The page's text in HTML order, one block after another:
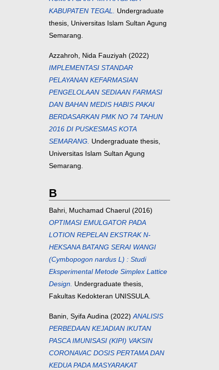
KABUPATEN TEGAL. Undergraduate
thesis, Universitas Islam Sultan Agung
Semarang.
Azzahroh, Nida Fauziyah (2022)
IMPLEMENTASI STANDAR
PELAYANAN KEFARMASIAN
PENGELOLAAN SEDIAAN FARMASI
DAN BAHAN MEDIS HABIS PAKAI
BERDASARKAN PMK NO 74 TAHUN
2016 DI PUSKESMAS KOTA
SEMARANG. Undergraduate thesis,
Universitas Islam Sultan Agung
Semarang.
B
Bahri, Muchamad Chaerul (2016)
OPTIMASI EMULGATOR PADA
LOTION REPELAN EKSTRAK N-
HEKSANA BATANG SERAI WANGI
(Cymbopogon nardus L) : Studi
Eksperimental Metode Simplex Lattice
Design. Undergraduate thesis,
Fakultas Kedokteran UNISSULA.
Banin, Syifa Audina (2022)ANALISIS
PERBEDAAN KEJADIAN IKUTAN
PASCA IMUNISASI (KIPI) VAKSIN
CORONAVAC DOSIS PERTAMA DAN
KEDUA PADA MASYARAKAT